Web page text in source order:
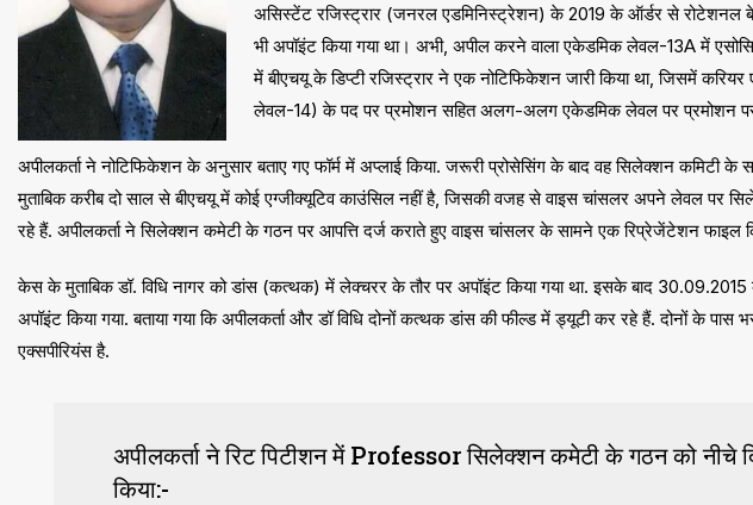
असिस्टेंट रजिस्ट्रार (जनरल एडमिनिस्ट्रेशन) के 2019 के ऑर्डर से रोटेशनल
भी अपॉइंट किया गया था। अभी, अपील करने वाला एकेडमिक लेवल-13A में
में बीएचयू के डिप्टी रजिस्ट्रार ने एक नोटिफिकेशन जारी किया था, जिसमें
लेवल-14) के पद पर प्रमोशन सहित अलग-अलग एकेडमिक लेवल पर प्रमोशन पर
अपीलकर्ता ने नोटिफिकेशन के अनुसार बताए गए फॉर्म में अप्लाई किया. जरूरी प्रोसेसिंग के बाद वह सिलेक्शन कमिटी के
मुताबिक करीब दो साल से बीएचयू में कोई एग्जीक्यूटिव काउंसिल नहीं है, जिसकी वजह से वाइस चांसलर अपने लेवल पर
रहे हैं. अपीलकर्ता ने सिलेक्शन कमेटी के गठन पर आपत्ति दर्ज कराते हुए वाइस चांसलर के सामने एक रिप्रेजेंटेशन फाइल
केस के मुताबिक डॉ. विधि नागर को डांस (कत्थक) में लेक्चरर के तौर पर अपॉइंट किया गया था. इसके बाद 30.09.2015
अपॉइंट किया गया. बताया गया कि अपीलकर्ता और डॉ विधि दोनों कत्थक डांस की फील्ड में ड्यूटी कर रहे हैं. दोनों के
एक्सपीरियंस है.
अपीलकर्ता ने रिट पिटीशन में Professor सिलेक्शन कमेटी के गठन को नीचे
किया:-